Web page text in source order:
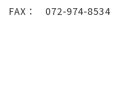
FAX：
072-974-8534